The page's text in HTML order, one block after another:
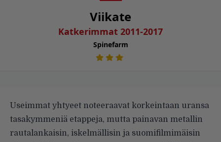
Viikate
Katkerimmat 2011-2017
Spinefarm
Useimmat yhtyeet noteeraavat korkeintaan uransa
tasakymmeniä etappeja, mutta painavan metallin
rautalankaisin, iskelmällisin ja suomifilmimäisin